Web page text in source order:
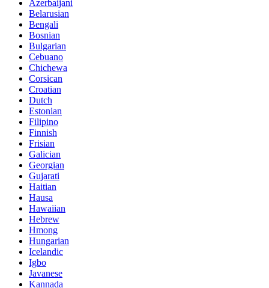
Azerbaijani
Belarusian
Bengali
Bosnian
Bulgarian
Cebuano
Chichewa
Corsican
Croatian
Dutch
Estonian
Filipino
Finnish
Frisian
Galician
Georgian
Gujarati
Haitian
Hausa
Hawaiian
Hebrew
Hmong
Hungarian
Icelandic
Igbo
Javanese
Kannada